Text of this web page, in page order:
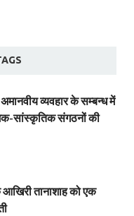
व्यवहार के सम्बन्ध में
सांस्कृतिक संगठनों की
आखिरी तानाशाह को एक